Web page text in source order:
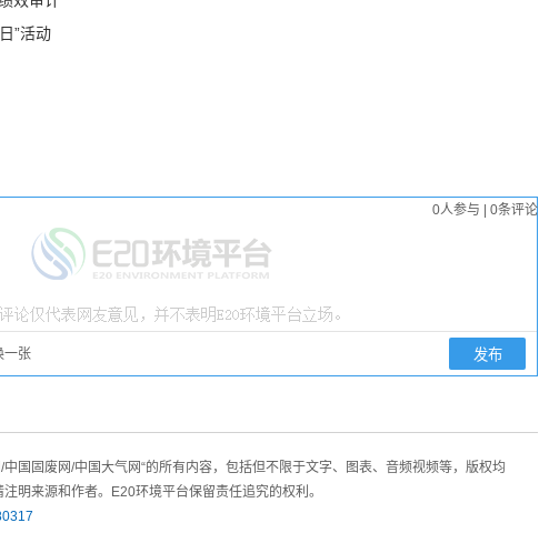
”活动
0人参与 0条评论
一张
中国固废网/中国大气网“的所有内容，包括但不限于文字、图表、音频视频等，版权均
明来源和作者。E20环境平台保留责任追究的权利。